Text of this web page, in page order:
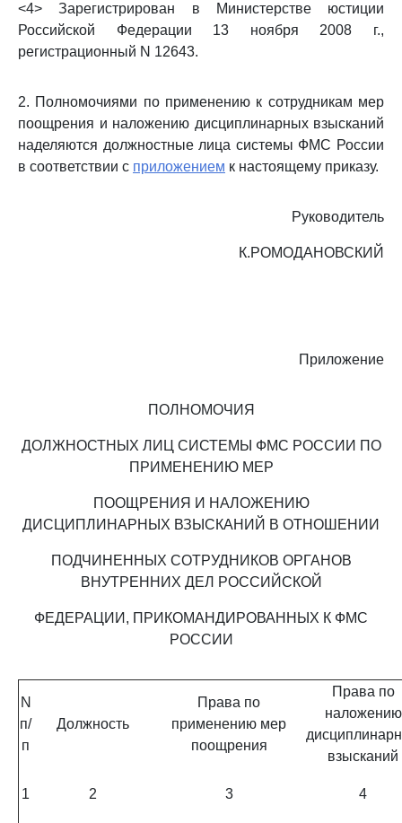
<4> Зарегистрирован в Министерстве юстиции
Российской Федерации 13 ноября 2008 г.,
регистрационный N 12643.
2. Полномочиями по применению к сотрудникам мер
поощрения и наложению дисциплинарных взысканий
наделяются должностные лица системы ФМС России
в соответствии с приложением к настоящему приказу.
Руководитель
К.РОМОДАНОВСКИЙ
Приложение
ПОЛНОМОЧИЯ
ДОЛЖНОСТНЫХ ЛИЦ СИСТЕМЫ ФМС РОССИИ ПО
ПРИМЕНЕНИЮ МЕР
ПООЩРЕНИЯ И НАЛОЖЕНИЮ
ДИСЦИПЛИНАРНЫХ ВЗЫСКАНИЙ В ОТНОШЕНИИ
ПОДЧИНЕННЫХ СОТРУДНИКОВ ОРГАНОВ
ВНУТРЕННИХ ДЕЛ РОССИЙСКОЙ
ФЕДЕРАЦИИ, ПРИКОМАНДИРОВАННЫХ К ФМС
РОССИИ
N
п/
п
Должность
Права по
применению мер
поощрения
Права по
наложению
взысканий
1 2 3 4